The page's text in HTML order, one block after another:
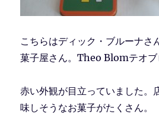
こちらはディック・ブルーナさ
菓子屋さん。Theo Blomテオブ
赤い外観が目立っていました。
味しそうなお菓子がたくさん。